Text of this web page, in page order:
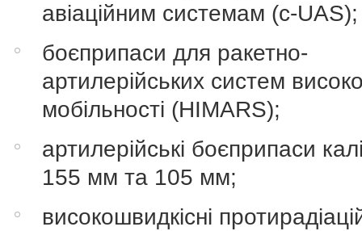
авіаційним системам (c-UAS);
боєприпаси для ракетно-
артилерійських систем
мобільності (HIMARS);
артилерійські боєприпаси
155 мм та 105 мм;
високошвидкісні